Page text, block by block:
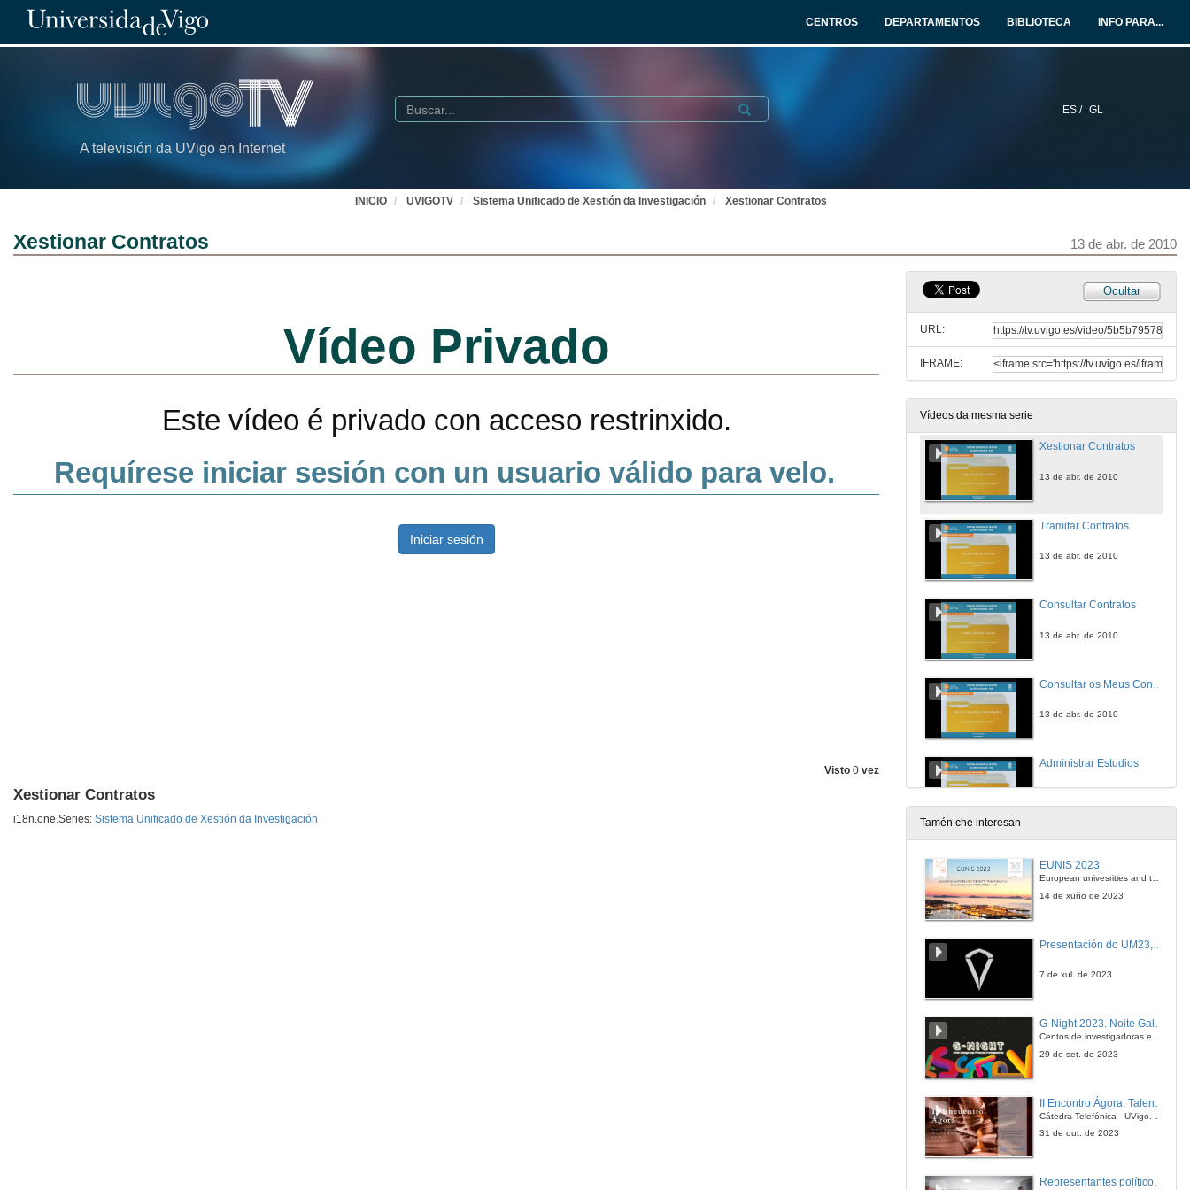
CENTROS DEPARTAMENTOS BIBLIOTECA INFO PARA...
A televisión da UVigo en Internet
ES / GL
Buscar Submit
INICIO UVIGOTV Sistema Unificado de Xestión da Investigación Xestionar Contratos
Xestionar Contratos 13 de abr. de 2010
Visto 0 vez
Xestionar Contratos
i18n.one.Series: Sistema Unificado de Xestión da Investigación
Ocultar
URL:
IFRAME:
Vídeos da mesma serie
Consultar Entidades Externas
13 de abr. de 2010
Nova Entidade Externa
Nova Demanda
13 de abr. de 2010
Xestionar Contratos
13 de abr. de 2010
Tramitar Contratos
13 de abr. de 2010
Consultar Contratos
13 de abr. de 2010
13 de abr. de 2010
Administrar Estudios
Xestionar Solicitudes
13 de abr. de 2010
13 de abr. de 2010
13 de abr. de 2010
Tamén che interesan
EUNIS 2023
European univesrities and the digital transformation: challenges and opportunities ahead
14 de xuño de 2023
7 de xul. de 2023
G-Night 2023. Noite Galega das Persoas Investigadoras. Conciencias creativas
Centos de investigadoras e investigadores, decenas de actividades e sete cidades
29 de set. de 2023
Cátedra Telefónica - UVigo. Espazos de innovación
31 de out. de 2023
Representantes políticos debaten sobre educación e xuventude no campus de Pontevedra